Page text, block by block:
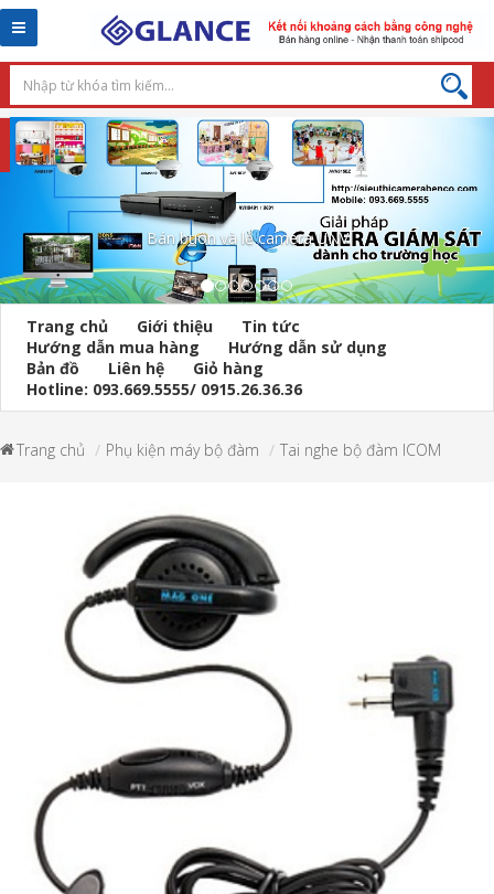
Toggle
navigation
Máy dò kim loại cầm tay
Trang chủ Giới thiệu
Tin tức
Hướng dẫn mua hàng
Hướng dẫn sử dụng
Bản đồ
Liên hệ
Giỏ hàng
Hotline: 093.669.5555/ 0915.26.36.36
Trang chủ Phụ kiện máy bộ đàm Tai nghe bộ đàm ICOM